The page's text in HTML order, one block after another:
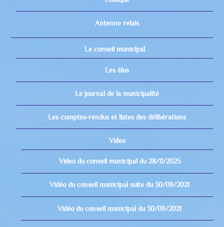
Antenne relais
Le conseil municipal
Les élus
Le journal de la municipalité
Les comptes-rendus et listes des délibérations
Video
Video du conseil municipal du 28/11/2025
Vidéo du conseil municipal suite du 30/09/2021
Vidéo du conseil municipal du 30/09/2021